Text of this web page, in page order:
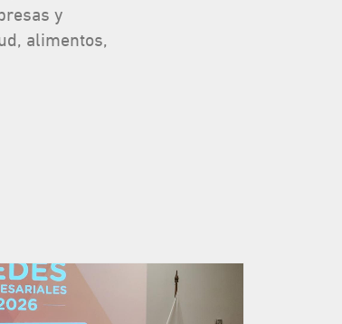
y
alimentos,